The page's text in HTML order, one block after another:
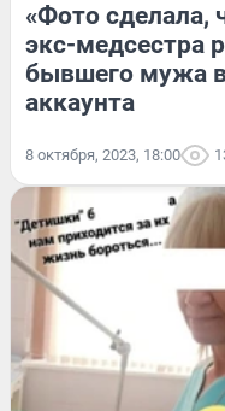
«Фото сделала,
экс-медсестра
бывшего мужа
аккаунта
8 октября, 2023, 18:00